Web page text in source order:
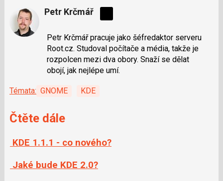
Petr Krčmář
síti
X
Petr Krčmář pracuje jako šéfredaktor serveru
Root.cz. Studoval počítače a média, takže je
rozpolcen mezi dva obory. Snaží se dělat
obojí, jak nejlépe umí.
Témata: GNOME KDE
Čtěte dále
KDE 1.1.1 - co nového?
Jaké bude KDE 2.0?